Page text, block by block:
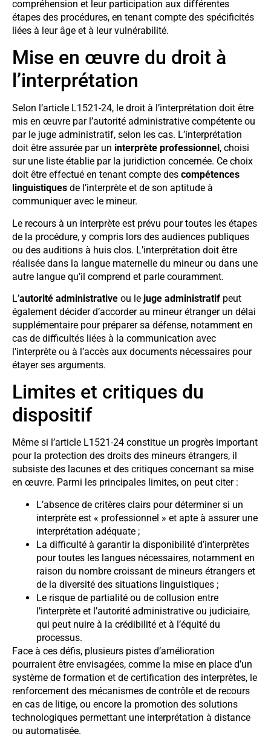
compréhension et leur participation aux différentes
étapes des procédures, en tenant compte des spécificités
liées à leur âge et à leur vulnérabilité.
Mise en œuvre du droit à
l’interprétation
Selon l’article L1521-24, le droit à l’interprétation doit être
mis en œuvre par l’autorité administrative compétente ou
par le juge administratif, selon les cas. L’interprétation
doit être assurée par un interprète professionnel , choisi
sur une liste établie par la juridiction concernée. Ce choix
doit être effectué en tenant compte des compétences
linguistiques de l’interprète et de son aptitude à
communiquer avec le mineur.
Le recours à un interprète est prévu pour toutes les étapes
de la procédure, y compris lors des audiences publiques
ou des auditions à huis clos. L’interprétation doit être
réalisée dans la langue maternelle du mineur ou dans une
autre langue qu’il comprend et parle couramment.
L’autorité administrative ou le juge administratif peut
également décider d’accorder au mineur étranger un délai
supplémentaire pour préparer sa défense, notamment en
cas de difficultés liées à la communication avec
l’interprète ou à l’accès aux documents nécessaires pour
étayer ses arguments.
Limites et critiques du
dispositif
Même si l’article L1521-24 constitue un progrès important
pour la protection des droits des mineurs étrangers, il
subsiste des lacunes et des critiques concernant sa mise
en œuvre. Parmi les principales limites, on peut citer :
L’absence de critères clairs pour déterminer si un
interprète est « professionnel » et apte à assurer une
interprétation adéquate ;
La difficulté à garantir la disponibilité d’interprètes
pour toutes les langues nécessaires, notamment en
raison du nombre croissant de mineurs étrangers et
de la diversité des situations linguistiques ;
Le risque de partialité ou de collusion entre
l’interprète et l’autorité administrative ou judiciaire,
qui peut nuire à la crédibilité et à l’équité du
processus.
Face à ces défis, plusieurs pistes d’amélioration
pourraient être envisagées, comme la mise en place d’un
système de formation et de certification des interprètes, le
renforcement des mécanismes de contrôle et de recours
en cas de litige, ou encore la promotion des solutions
technologiques permettant une interprétation à distance
ou automatisée.